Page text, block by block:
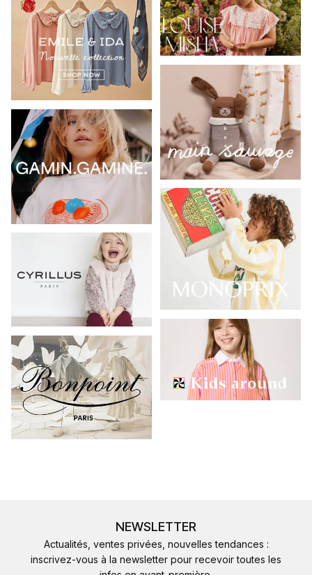
NEWSLETTER
Actualités, ventes privées, nouvelles tendances :
inscrivez-vous à la newsletter pour recevoir toutes les